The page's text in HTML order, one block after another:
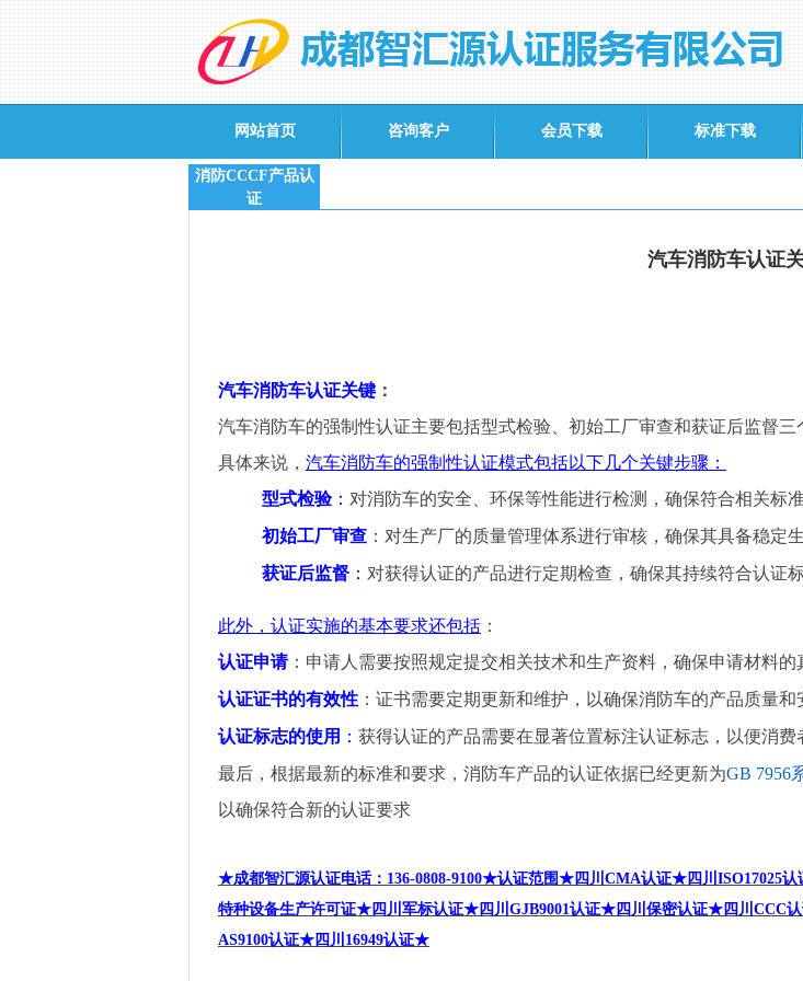
网站首页 咨询客户 会员下载 标准下载
消防CCCF产品认
证
汽车消防车认证
汽车消防车认证关键 ：
汽车消防车的强制性认证主要包括型式检验、初始工厂审查和获证后监督三
具体来说， 汽车消防车的强制性认证模式包括以下几个关键步骤：
型式检验： 对消防车的安全、环保等性能进行检测，确保符合相关标
初始工厂审查 ：对生产厂的质量管理体系进行审核，确保其具备稳定
获证后监督 ： 对获得认证的产品进行定期检查，确保其持续符合认证标
此外，认证实施的基本要求还包括 ：
认证申请：申请人需要按照规定提交相关技术和生产资料，确保申请材料的
认证证书的有效性 ：证书需要定期更新和维护，以确保消防车的产品质量和
认证标志的使用 ： 获得认证的产品需要在显著位置标注认证标志，以便消费
最后，根据最新的标准和要求，消防车产品的认证依据已经更新为GB 7956
以确保符合新的认证要求
★成都智汇源认证电话：136-0808-9100★认证范围★四川CMA认证★四川ISO17025认
特种设备生产许可证★四川军标认证★四川GJB9001认证★ 四川保密认证★四川CCC
AS9100认证★四川16949认证★